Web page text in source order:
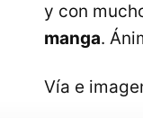
y con
manga.
Vía e